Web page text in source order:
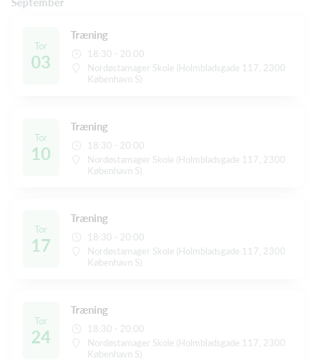
Tor
03
Træning
18:30 - 20:00
Nordøstamager Skole (Holmbladsgade 117, 2300
København S)
Tor
10
Træning
18:30 - 20:00
Nordøstamager Skole (Holmbladsgade 117, 2300
København S)
Tor
17
Træning
18:30 - 20:00
Nordøstamager Skole (Holmbladsgade 117, 2300
København S)
Tor
24
Træning
18:30 - 20:00
Nordøstamager Skole (Holmbladsgade 117, 2300
København S)